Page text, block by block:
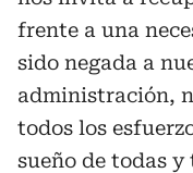
frente a una
sido negada a
administración,
todos los
sueño de todas y